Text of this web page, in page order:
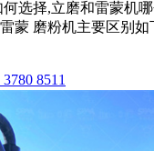
选择,立磨和雷蒙机
蒙 磨粉机主要区别如
8511